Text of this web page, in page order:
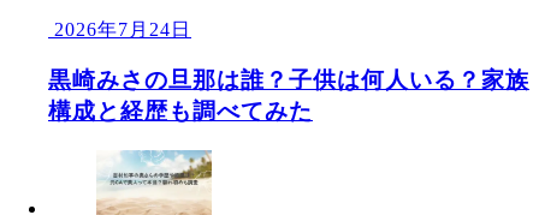
2026年7月24日
黒崎みさの旦那は誰？子供は何人いる？家族
構成と経歴も調べてみた